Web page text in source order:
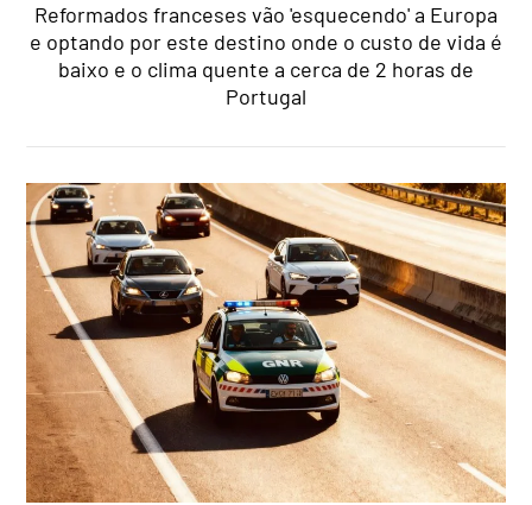
Reformados franceses vão 'esquecendo' a Europa
e optando por este destino onde o custo de vida é
baixo e o clima quente a cerca de 2 horas de
Portugal